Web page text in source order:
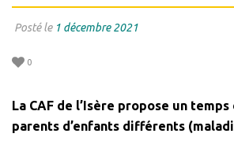
Posté le 1 décembre 2021
0
La CAF de l’Isère propose un temps
parents d’enfants différents